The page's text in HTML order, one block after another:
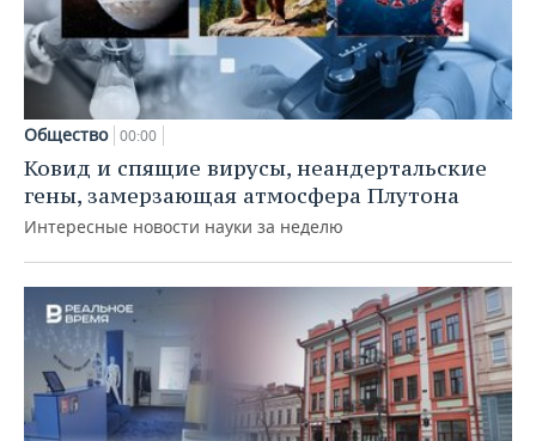
Общество 00:00
Ковид и спящие вирусы, неандертальские
гены, замерзающая атмосфера Плутона
Интересные новости науки за неделю